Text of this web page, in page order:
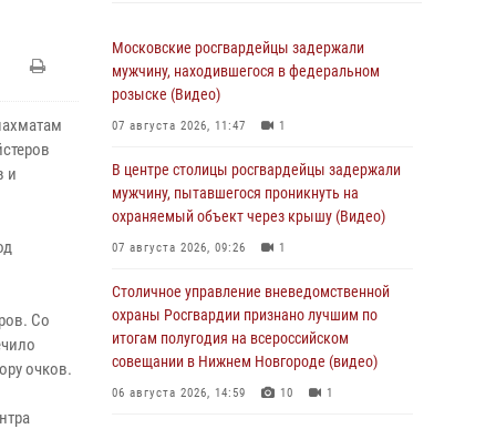
и
Со
очков.
Московские росгвардейцы задержали
мужчину, находившегося в федеральном
розыске (Видео)
07 августа 2026, 11:47 1
В центре столицы росгвардейцы задержали
мужчину, пытавшегося проникнуть на
охраняемый объект через крышу (Видео)
07 августа 2026, 09:26 1
Столичное управление вневедомственной
охраны Росгвардии признано лучшим по
итогам полугодия на всероссийском
совещании в Нижнем Новгороде (видео)
06 августа 2026, 14:59 10 1